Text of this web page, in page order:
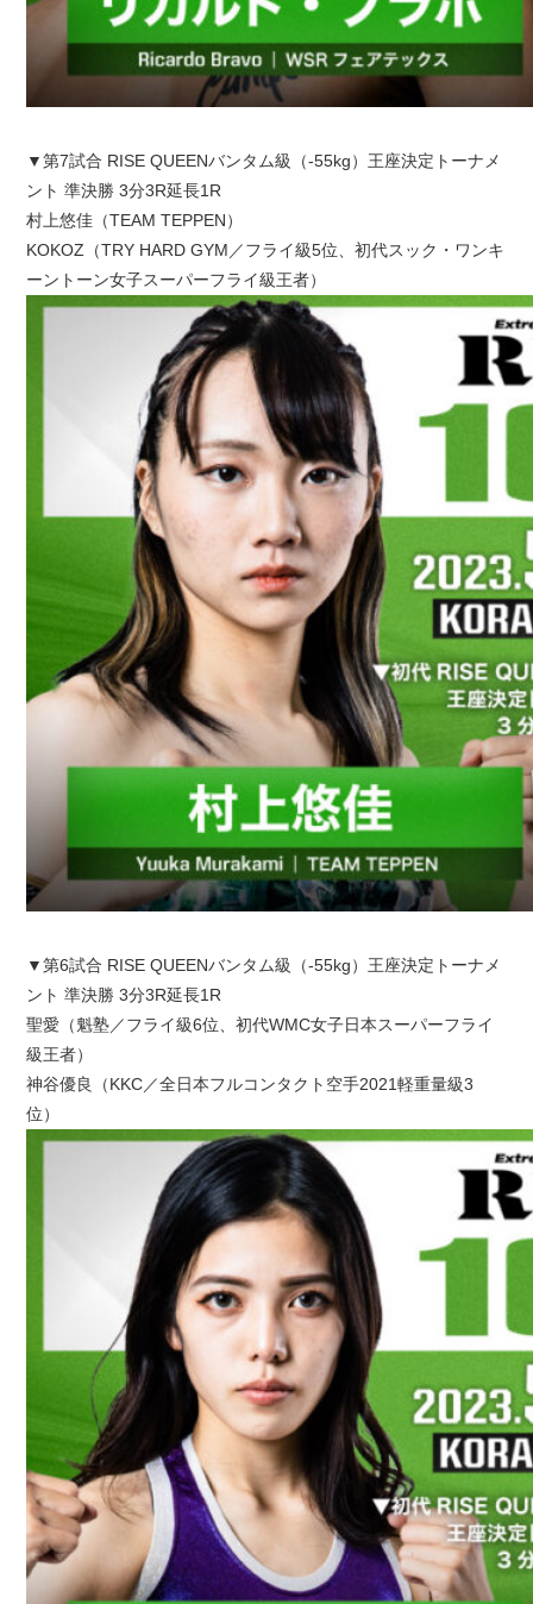
▼第7試合 RISE QUEENバンタム級（-55kg）王座決定トーナメ
ント 準決勝 3分3R延長1R
村上悠佳（TEAM TEPPEN）
KOKOZ（TRY HARD GYM／フライ級5位、初代スック・ワンキ
ーントーン女子スーパーフライ級王者）
▼第6試合 RISE QUEENバンタム級（-55kg）王座決定トーナメ
ント 準決勝 3分3R延長1R
聖愛（魁塾／フライ級6位、初代WMC女子日本スーパーフライ
級王者）
神谷優良（KKC／全日本フルコンタクト空手2021軽重量級3
位）